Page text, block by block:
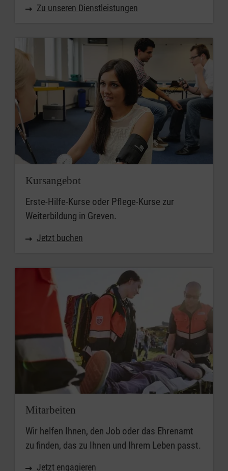
Zu unseren Dienstleistungen
Kursangebot
Erste-Hilfe-Kurse oder Pflege-Kurse zur
Weiterbildung in Greven.
Jetzt buchen
Mitarbeiten
Wir helfen Ihnen, den Job oder das Ehrenamt
zu finden, das zu Ihnen und Ihrem Leben passt.
Jetzt engagieren